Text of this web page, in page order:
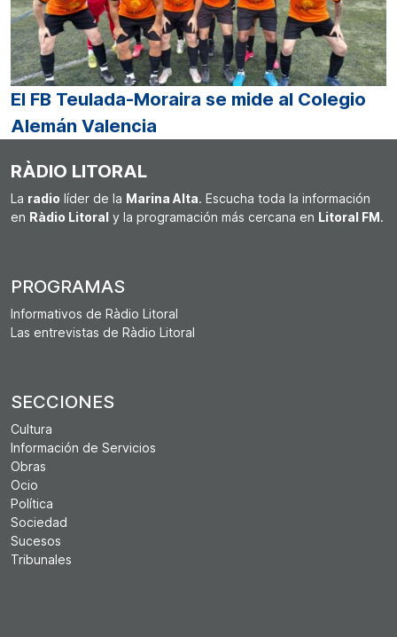
El FB Teulada-Moraira se mide al Colegio
Alemán Valencia
RÀDIO LITORAL
La radio líder de la Marina Alta. Escucha toda la información
en Ràdio Litoral y la programación más cercana en Litoral FM.
PROGRAMAS
Informativos de Ràdio Litoral
Las entrevistas de Ràdio Litoral
SECCIONES
Cultura
Información de Servicios
Obras
Ocio
Política
Sociedad
Sucesos
Tribunales